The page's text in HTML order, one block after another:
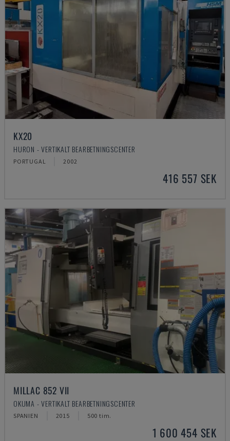
KX20
HURON - VERTIKALT BEARBETNINGSCENTER
PORTUGAL 2002
416 557 SEK
MILLAC 852 VII
OKUMA - VERTIKALT BEARBETNINGSCENTER
SPANIEN 2015 500 tim.
1 600 454 SEK